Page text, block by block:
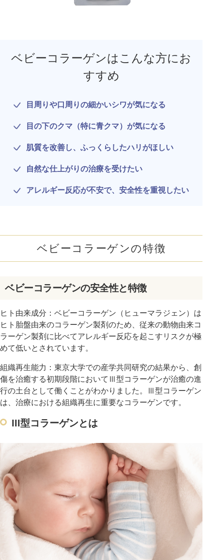
井畑 峰紀 医師
ベビーコラーゲンはこんな方にお
すすめ
目周りや口周りの細かいシワが気になる
目の下のクマ（特に青クマ）が気になる
肌質を改善し、ふっくらしたハリがほしい
自然な仕上がりの治療を受けたい
アレルギー反応が不安で、安全性を重視したい
ベビーコラーゲンの特徴
ベビーコラーゲンの安全性と特徴
ヒト由来成分：ベビーコラーゲン（ヒューマラジェン）は
ヒト胎盤由来のコラーゲン製剤のため、従来の動物由来コ
ラーゲン製剤に比べてアレルギー反応を起こすリスクが極
めて低いとされています。
組織再生能力：東京大学での産学共同研究の結果から、創
傷を治癒する初期段階においてⅢ型コラーゲンが治癒の進
行の土台として働くことがわかりました。Ⅲ型コラーゲン
は、治療における組織再生に重要なコラーゲンです。
III型コラーゲンとは